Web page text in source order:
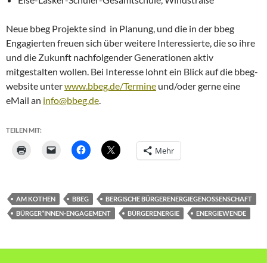
Neue bbeg Projekte sind in Planung, und die in der bbeg
Engagierten freuen sich über weitere Interessierte, die so ihre
und die Zukunft nachfolgender Generationen aktiv
mitgestalten wollen. Bei Interesse lohnt ein Blick auf die bbeg-
website unterwww.bbeg.de/Termine und/oder gerne eine
eMail an info@bbeg.de.
TEILEN MIT:
Mehr
AM KOTHEN BBEG
BERGISCHE BÜRGERENERGIEGENOSSENSCHAFT
BÜRGER*INNEN-ENGAGEMENT
BÜRGERENERGIE ENERGIEWENDE